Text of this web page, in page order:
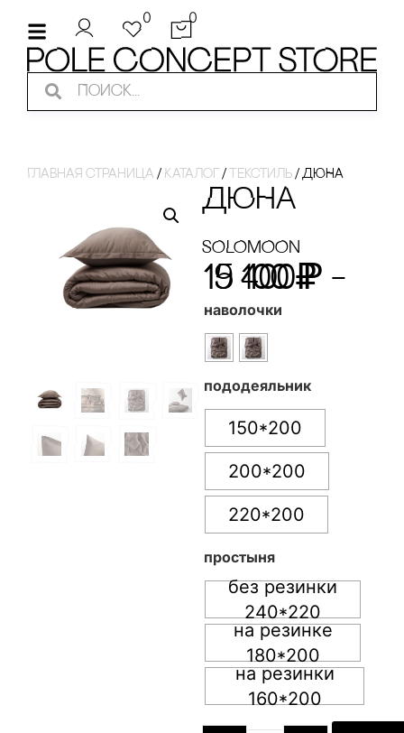
0 0
Главная страница / Каталог / Текстиль / ДЮНА
ДЮНА
SOLOMOON
15 400₽ –
19 100₽
наволочки
пододеяльник
150*200
200*200
220*200
простыня
без резинки
240*220
на резинке
180*200
на резинки
160*200